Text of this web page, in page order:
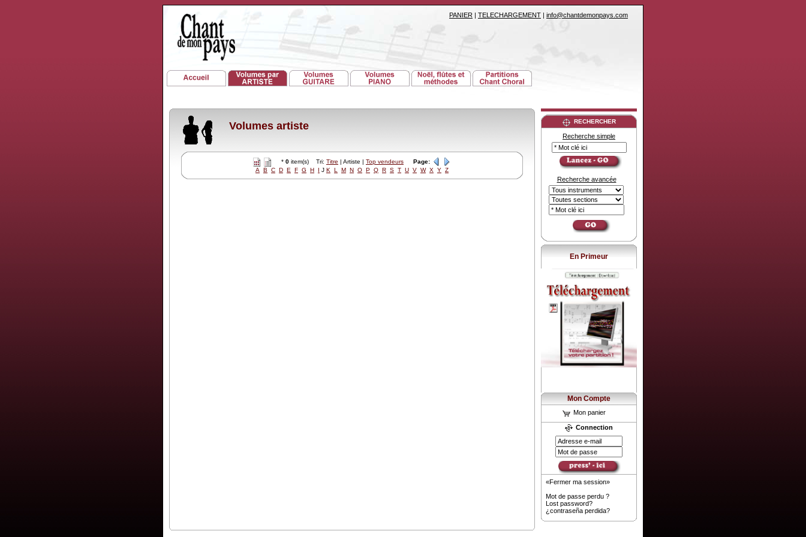
PANIER | TELECHARGEMENT | info@chantdemonpays.com
Volumes artiste
* 0 item(s) Tri: Titre | Artiste | Top vendeurs
Page:
A
B C D E F G H I J K L M N O P Q R S T U V W X Y Z
RECHERCHER
Recherche simple
Recherche avancée
En Primeur
Mon Compte
Mon panier
Connection
«Fermer ma session»
Mot de passe perdu ?
Lost password?
¿contraseña perdida?